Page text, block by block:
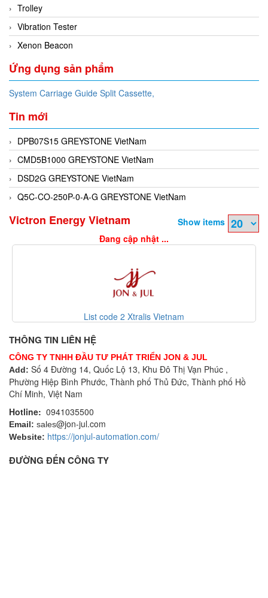
Trolley
Vibration Tester
Xenon Beacon
Ứng dụng sản phẩm
System Carriage Guide Split Cassette,
Tin mới
DPB07S15 GREYSTONE VietNam
CMD5B1000 GREYSTONE VietNam
DSD2G GREYSTONE VietNam
Q5C-CO-250P-0-A-G GREYSTONE VietNam
Victron Energy Vietnam
Show items
Đang cập nhật ...
List code 2 Xtralis Vietnam
THÔNG TIN LIÊN HỆ
CÔNG TY TNHH ĐẦU TƯ PHÁT TRIỂN JON & JUL
Add: Số 4 Đường 14, Quốc Lộ 13, Khu Đô Thị Vạn Phúc ,
Phường Hiệp Bình Phước, Thành phố Thủ Đức, Thành phố Hồ
Chí Minh, Việt Nam
Hotline: 0941035500
Email: sales@jon-jul.com
Website: https://jonjul-automation.com/
ĐƯỜNG ĐẾN CÔNG TY